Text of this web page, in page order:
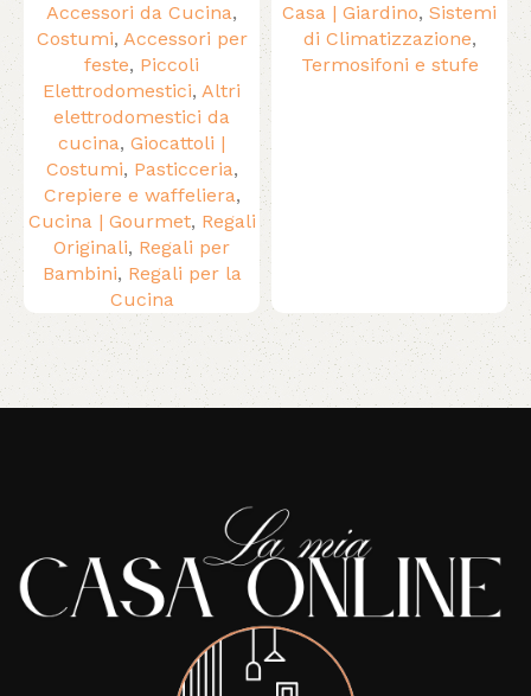
Accessori da Cucina,
Costumi, Accessori per
feste, Piccoli
Elettrodomestici, Altri
elettrodomestici da
cucina, Giocattoli |
Costumi, Pasticceria,
Crepiere e waffeliera,
Cucina | Gourmet, Regali
Originali, Regali per
Bambini, Regali per la
Cucina
Casa | Giardino, Sistemi
di Climatizzazione,
Termosifoni e stufe
Read More